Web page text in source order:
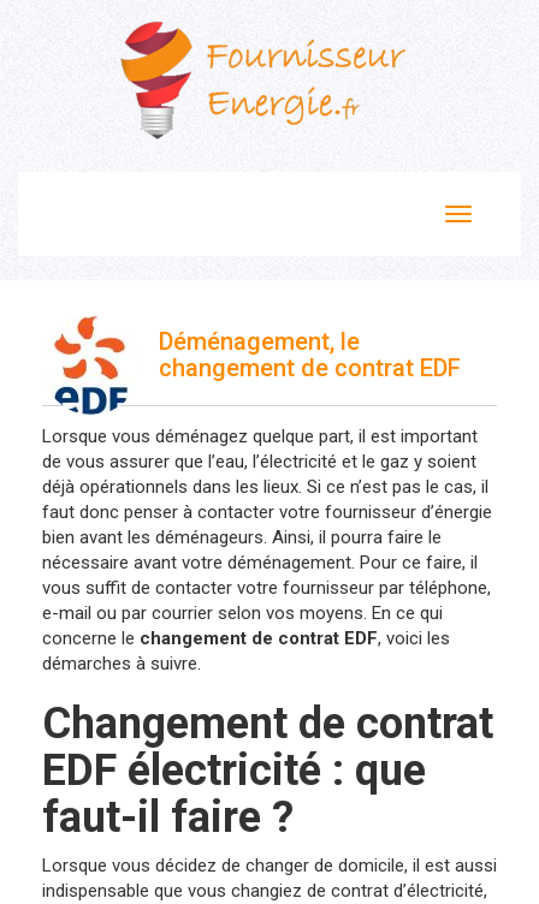
Toggle
Déménagement, le
changement de contrat EDF
Lorsque vous déménagez quelque part, il est important
de vous assurer que l’eau, l’électricité et le gaz y soient
déjà opérationnels dans les lieux. Si ce n’est pas le cas, il
faut donc penser à contacter votre fournisseur d’énergie
bien avant les déménageurs. Ainsi, il pourra faire le
nécessaire avant votre déménagement. Pour ce faire, il
vous suffit de contacter votre fournisseur par téléphone,
e-mail ou par courrier selon vos moyens. En ce qui
concerne le changement de contrat EDF, voici les
démarches à suivre.
Changement de contrat
EDF électricité : que
faut-il faire ?
Lorsque vous décidez de changer de domicile, il est aussi
indispensable que vous changiez de contrat d’électricité,